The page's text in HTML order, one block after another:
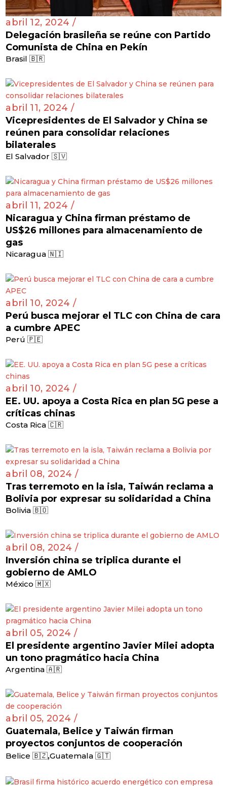
abril 12, 2024 /
Delegación brasileña se reúne con Partido
Comunista de China en Pekín
Brasil 🇧🇷
abril 11, 2024 /
Vicepresidentes de El Salvador y China se
reúnen para consolidar relaciones
bilaterales
El Salvador 🇸🇻
abril 11, 2024 /
Nicaragua y China firman préstamo de
US$26 millones para almacenamiento de
gas
Nicaragua 🇳🇮
abril 10, 2024 /
Perú busca mejorar el TLC con China de cara
a cumbre APEC
Perú 🇵🇪
abril 10, 2024 /
EE. UU. apoya a Costa Rica en plan 5G pese a
críticas chinas
Costa Rica 🇨🇷
abril 08, 2024 /
Tras terremoto en la isla, Taiwán reclama a
Bolivia por expresar su solidaridad a China
Bolivia 🇧🇴
abril 08, 2024 /
Inversión china se triplica durante el
gobierno de AMLO
México 🇲🇽
abril 05, 2024 /
El presidente argentino Javier Milei adopta
un tono pragmático hacia China
Argentina 🇦🇷
abril 05, 2024 /
Guatemala, Belice y Taiwán firman
proyectos conjuntos de cooperación
Belice 🇧🇿,Guatemala 🇬🇹